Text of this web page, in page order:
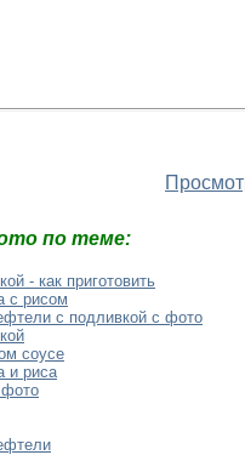
по теме:
- как приготовить
с рисом
с подливкой с фото
соусе
и риса